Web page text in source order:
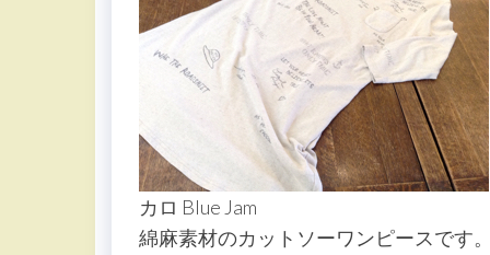
カロ Blue Jam
綿麻素材のカットソーワンピースです